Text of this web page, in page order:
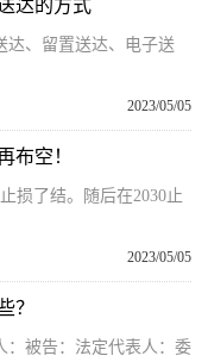
达的方式
达、留置送达、电子送
2023/05/05
布空！
损了结。随后在2030止
2023/05/05
？
：被告：法定代表人：委